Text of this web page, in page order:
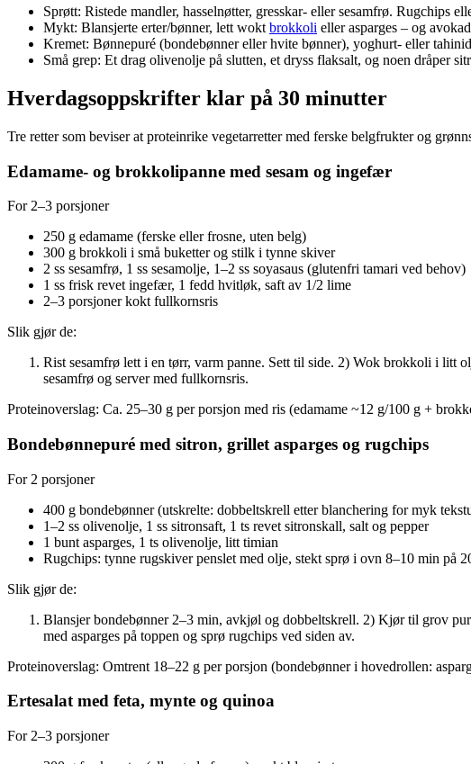
Sprøtt: Ristede mandler, hasselnøtter, gresskar- eller sesamfrø. Rugchips
Mykt: Blansjerte erter/bønner, lett wokt brokkoli eller asparges – og
Kremet: Bønnepuré (bondebønner eller hvite bønner), yoghurt- eller
Små grep: Et drag olivenolje på slutten, et dryss flaksalt, og noen dråper
Hverdagsoppskrifter klar på 30 minutter
Tre retter som beviser at proteinrike vegetarretter med ferske belgfrukter og
Edamame- og brokkolipanne med sesam og ingefær
For 2–3 porsjoner
250 g edamame (ferske eller frosne, uten belg)
300 g brokkoli i små buketter og stilk i tynne skiver
2 ss sesamfrø, 1 ss sesamolje, 1–2 ss soyasaus (glutenfri tamari ved behov)
1 ss frisk revet ingefær, 1 fedd hvitløk, saft av 1/2 lime
2–3 porsjoner kokt fullkornsris
Slik gjør de:
Rist sesamfrø lett i en tørr, varm panne. Sett til side. 2) Wok brokkoli i litt
sesamfrø og server med fullkornsris.
Proteinoverslag: Ca. 25–30 g per porsjon med ris (edamame ~12 g/100 g +
Bondebønnepuré med sitron, grillet asparges og rugchips
For 2 porsjoner
400 g bondebønner (utskrelte: dobbeltskrell etter blanchering for myk
1–2 ss olivenolje, 1 ss sitronsaft, 1 ts revet sitronskall, salt og pepper
1 bunt asparges, 1 ts olivenolje, litt timian
Rugchips: tynne rugskiver penslet med olje, stekt sprø i ovn 8–10 min på
Slik gjør de:
Blansjer bondebønner 2–3 min, avkjøl og dobbeltskrell. 2) Kjør til grov
med asparges på toppen og sprø rugchips ved siden av.
Proteinoverslag: Omtrent 18–22 g per porsjon (bondebønner i hovedrollen:
Ertesalat med feta, mynte og quinoa
For 2–3 porsjoner